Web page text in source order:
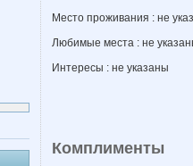
Место проживания : не
Любимые места : не
Интересы : не указаны
Комплименты